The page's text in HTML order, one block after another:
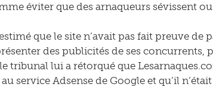
éviter que des arnaqueurs sévissent
que le site n’avait pas fait preuve de
des publicités de ses concurrents,
tribunal lui a rétorqué que
service Adsense de Google et qu’il